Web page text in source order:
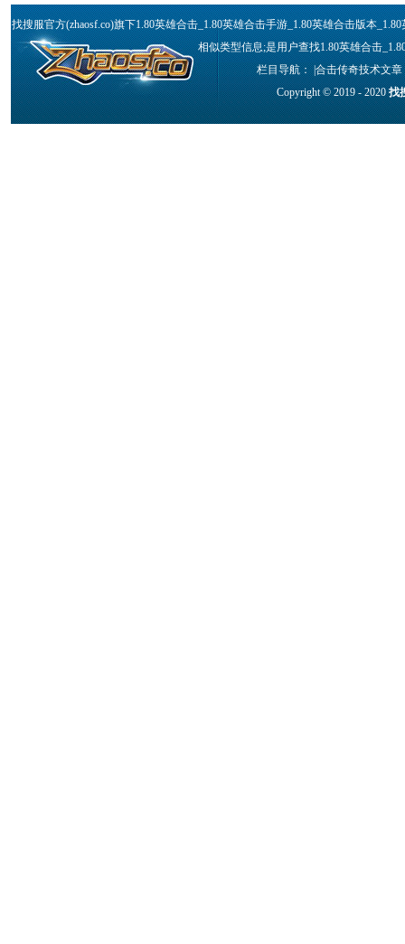
找搜服官方(zhaosf.co)旗下1.80英雄合击_1.80英雄合击手游_1.80英雄合击版本
相似类型信息;是用户查找1.80英雄合击
栏目导航： |合击传奇技术文章
Copyright © 2019 - 2020找